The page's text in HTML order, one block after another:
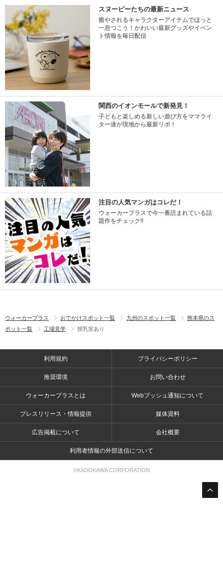
スヌーピーたちの最新ニュース
癒やされるキャラクターアイテムでほっと
一息つこう！かわいい最新グッズやイベン
ト情報を毎日配信
関西のイオンモールで新発見！
子どもと楽しめる新しい遊び方をママライ
ター達が現地から最新リポ！
注目の人気マンガはコレだ！
ウォーカープラスで今一番読まれている話
題作をチェック!!
ウォーカープラス おでかけスポット一覧 九州のスポット一覧
熊本県のス
ポット一覧
工場見学 授乳室あり
利用規約 プライバシーポリシー
推奨環境 お問い合わせ
ウォーカープラスとは Webプッシュ通知について
プレスリリース・情報提供 媒体資料
広告掲載について 会社概要
利用者情報の外部送信について
©KADOKAWA CORPORATION